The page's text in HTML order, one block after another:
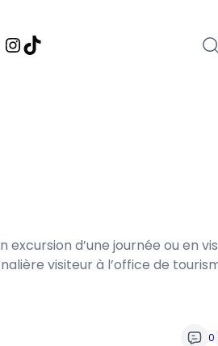
Instagram
TikTok
d’une journée ou en
visiteur à l’office de
0